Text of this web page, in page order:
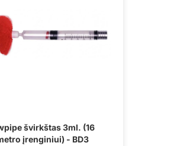
švirkštas 3ml. (16
įrenginiui) - BD3